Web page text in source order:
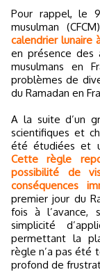
Pour rappel, le
musulman
calendrier lunaire
en présence des
musulmans en
problèmes de
du Ramadan en
A la suite d’un
scientifiques et
été étudiées et
Cette règle
possibilité de
conséquences
premier jour du
fois à l’avance,
simplicité
permettant la
règle n’a pas été
profond de